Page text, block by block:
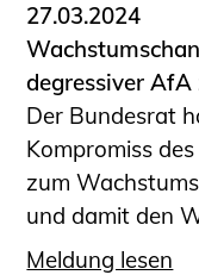
27.03.2024
degressiver AfA
Der Bundesrat
Kompromiss
zum
und damit den
Meldung lesen